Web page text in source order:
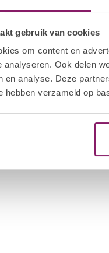
gebruik van cookies
om content en
analyseren. Ook delen
en analyse. Deze
hebben verzameld op